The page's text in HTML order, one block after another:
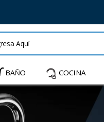
BAÑO COCINA